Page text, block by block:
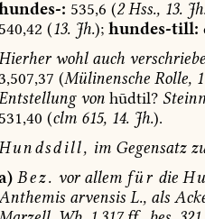
: 535,6 (2Hss.,13.
540,42 (13.Jh.); hundes-till:
wohlauch
3,507,37 (MülinenscheRolle,
vonhūdtil?
531,40 (clm615,14.Jh.).
im Gegensatz
a) Bez. vorallem für die
arvensisL.,als